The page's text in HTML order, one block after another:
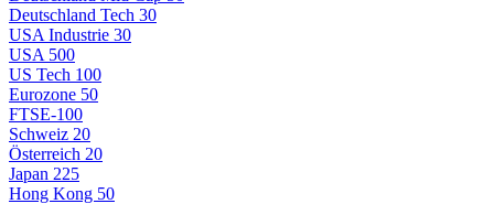
Deutschland Tech 30
USA Industrie 30
USA 500
US Tech 100
Eurozone 50
FTSE-100
Schweiz 20
Österreich 20
Japan 225
Hong Kong 50